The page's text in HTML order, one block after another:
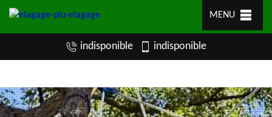
MENU
indisponible indisponible